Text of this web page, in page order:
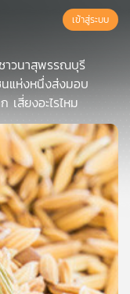
เข้าสู่ระบบ
าวนาสุพรรณบุรี
นแห่งหนึ่งส่งมอบ
เสี่ยงอะไรไหม